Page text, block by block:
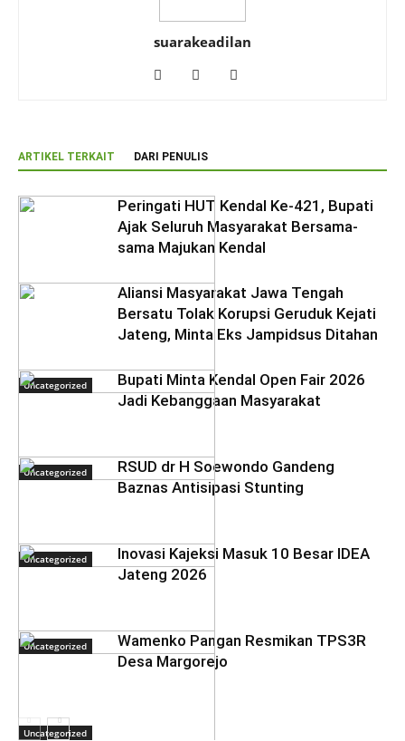
suarakeadilan
ARTIKEL TERKAIT DARI PENULIS
Uncategorized
Peringati HUT Kendal Ke-421, Bupati
Ajak Seluruh Masyarakat Bersama-
sama Majukan Kendal
Uncategorized
Aliansi Masyarakat Jawa Tengah
Bersatu Tolak Korupsi Geruduk Kejati
Jateng, Minta Eks Jampidsus Ditahan
Uncategorized
Bupati Minta Kendal Open Fair 2026
Jadi Kebanggaan Masyarakat
Uncategorized
RSUD dr H Soewondo Gandeng
Baznas Antisipasi Stunting
Uncategorized
Inovasi Kajeksi Masuk 10 Besar IDEA
Jateng 2026
Wamenko Pangan Resmikan TPS3R
Desa Margorejo